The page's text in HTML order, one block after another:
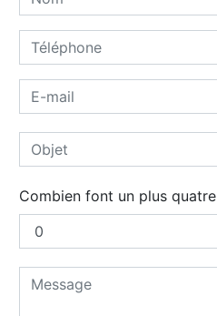
Combien font un plus quatre